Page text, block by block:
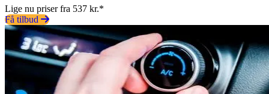
Lige nu priser fra 537 kr.*
Få tilbud